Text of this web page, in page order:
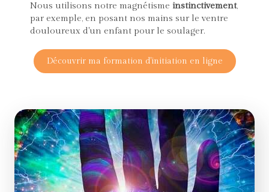
Nous utilisons notre magnétisme instinctivement,
par exemple, en posant nos mains sur le ventre
douloureux d'un enfant pour le soulager.
Découvrir ma formation d'initiation en ligne